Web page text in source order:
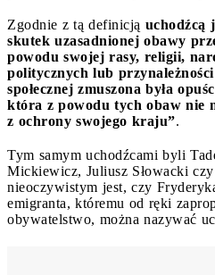
Zgodnie z tą definicją uchodźcą
skutek uzasadnionej obawy
powodu swojej rasy, religii,
politycznych lub
społecznej zmuszona była
która z powodu tych obaw nie
z ochrony swojego kraju”.
Tym samym uchodźcami byli
Mickiewicz, Juliusz Słowacki
nieoczywistym jest, czy
emigranta, któremu od ręki
obywatelstwo, można nazywać